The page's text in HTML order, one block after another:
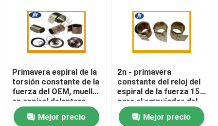
Primavera espiral de la
torsión constante de la
fuerza del OEM, muelle
en espiral delantero
para las cintas
métricasMejor precio
2n - primavera
constante del reloj del
espiral de la fuerza 15n
para el empujador del
estante del tabaco
Mejor precio